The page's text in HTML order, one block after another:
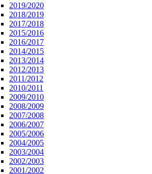
2019/2020
2018/2019
2017/2018
2015/2016
2016/2017
2014/2015
2013/2014
2012/2013
2011/2012
2010/2011
2009/2010
2008/2009
2007/2008
2006/2007
2005/2006
2004/2005
2003/2004
2002/2003
2001/2002